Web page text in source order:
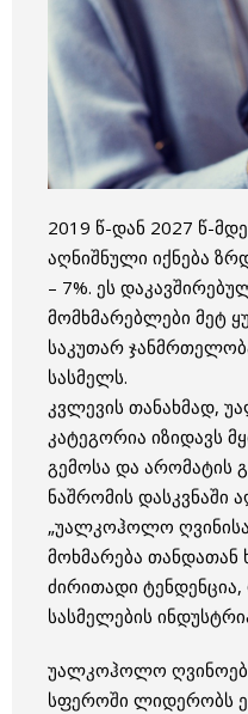
2019 წ-დან 2027 წ-
აღნიშნული იქნება
– 7%. ეს
მომხმარებლები მეტ
საკუთარ
სასმელს.
კვლევის თანახმად,
კატეგორია იზიდავს
გემოსა და არომატის
ნაშრომის დასკვნაში
„უალკოჰოლო ღვინისა
მოხმარება
ძირითადი
სასმელების
უალკოჰოლო
სფეროში ლიდერობს